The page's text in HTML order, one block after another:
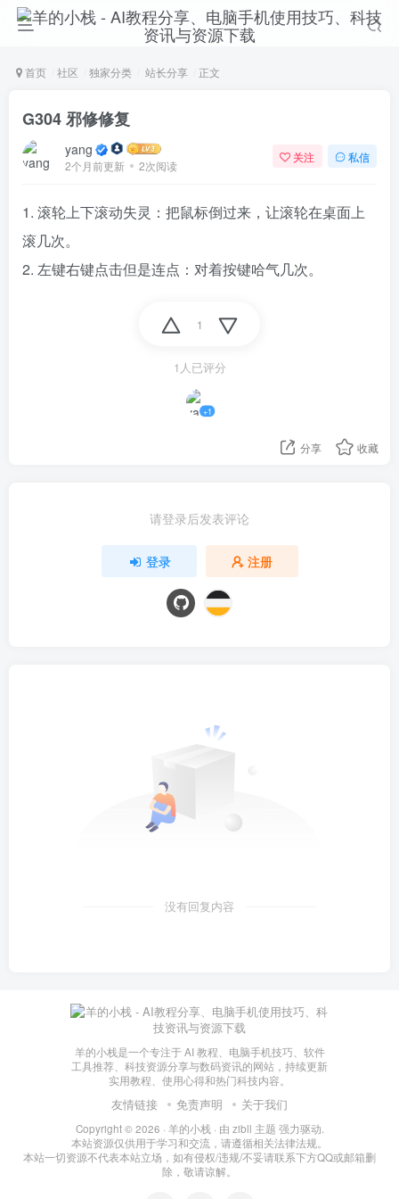
首页 社区 独家分类 站长分享 正文
G304 邪修修复
yang
2个月前更新 2次阅读
关注 私信
1. 滚轮上下滚动失灵：把鼠标倒过来，让滚轮在桌面上
滚几次。
2. 左键右键点击但是连点：对着按键哈气几次。
1
1人已评分
+1
分享 收藏
请登录后发表评论
登录 注册
没有回复内容
羊的小栈是一个专注于 AI 教程、电脑手机技巧、软件
工具推荐、科技资源分享与数码资讯的网站，持续更新
实用教程、使用心得和热门科技内容。
友情链接 免责声明 关于我们
Copyright © 2026 · 羊的小栈 · 由 zibll 主题 强力驱动.
本站资源仅供用于学习和交流，请遵循相关法律法规。
本站一切资源不代表本站立场，如有侵权/违规/不妥请联系下方QQ或邮箱删
除，敬请谅解。